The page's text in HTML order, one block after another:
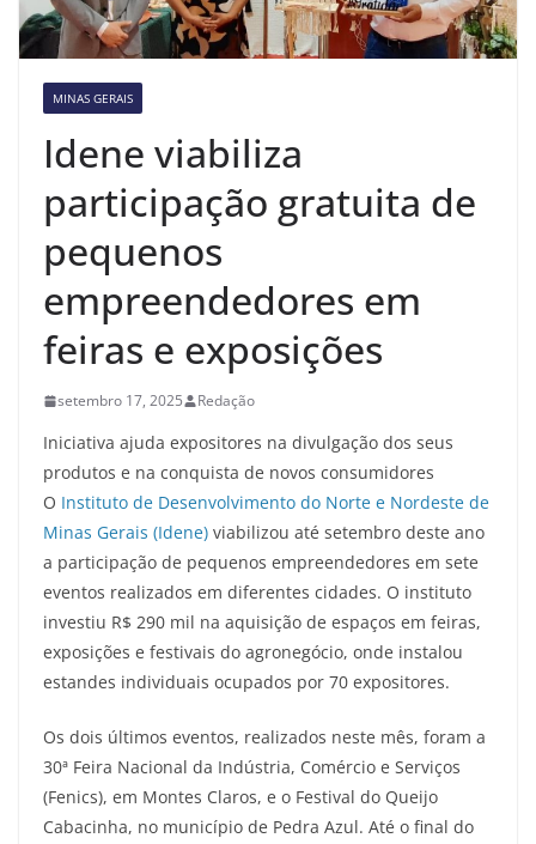
MINAS GERAIS
Idene viabiliza
participação gratuita de
pequenos
empreendedores em
feiras e exposições
setembro 17, 2025 Redação
Iniciativa ajuda expositores na divulgação dos seus
produtos e na conquista de novos consumidores
O Instituto de Desenvolvimento do Norte e Nordeste de
Minas Gerais (Idene) viabilizou até setembro deste ano
a participação de pequenos empreendedores em sete
eventos realizados em diferentes cidades. O instituto
investiu R$ 290 mil na aquisição de espaços em feiras,
exposições e festivais do agronegócio, onde instalou
estandes individuais ocupados por 70 expositores.
Os dois últimos eventos, realizados neste mês, foram a
30ª Feira Nacional da Indústria, Comércio e Serviços
(Fenics), em Montes Claros, e o Festival do Queijo
Cabacinha, no município de Pedra Azul. Até o final do